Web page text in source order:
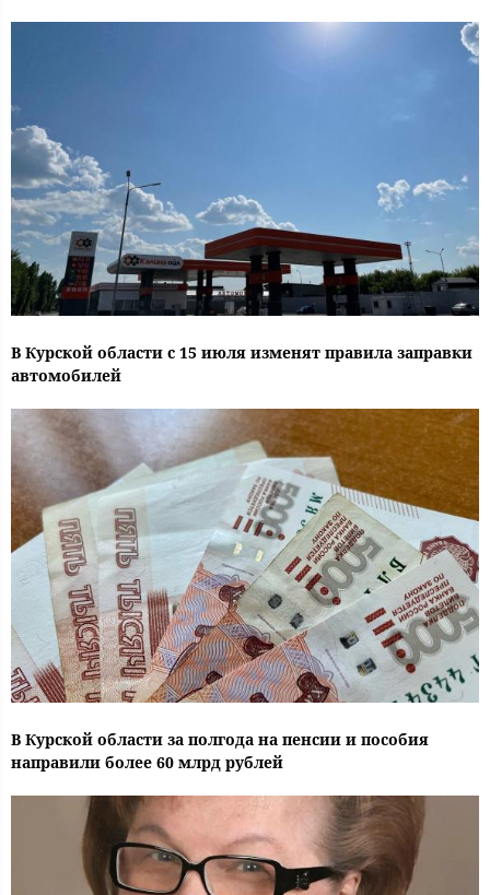
В Курской области с 15 июля изменят правила заправки
автомобилей
В Курской области за полгода на пенсии и пособия
направили более 60 млрд рублей